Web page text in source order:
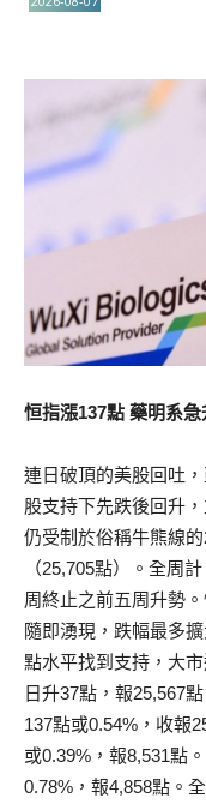
恒指漲137點 藥明系急
連日破頂的美股回吐
股支持下先跌後回升
仍受制於俗稱牛熊線
（25,705點）。全周
周終止之前五周升勢
隨即湧現，跌幅最多
點水平找到支持，大
日升37點，報25,567
137點或0.54%，收報
或0.39%，報8,531點
0.78%，報4,858點。